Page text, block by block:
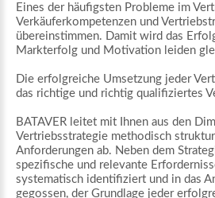
Eines der häufigsten Probleme im
Verkäuferkompetenzen und
übereinstimmen. Damit wird das
Markterfolg und Motivation leiden
Die erfolgreiche Umsetzung jeder
das richtige und richtig qualifiziertes
BATAVER leitet mit Ihnen aus den
Vertriebsstrategie methodisch
Anforderungen ab. Neben dem
spezifische und relevante
systematisch identifiziert und in das
gegossen, der Grundlage jeder